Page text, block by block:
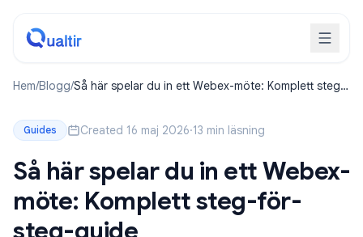
Hem/Blogg/Så här spelar du in ett Webex-möte: Komplett steg-
Guides Created 16 maj 2026·13 min läsning
Så här spelar du in ett Webex-
möte: Komplett steg-för-